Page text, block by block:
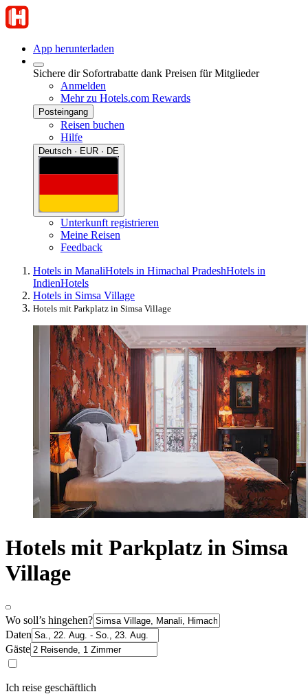
App herunterladen
Sichere dir Sofortrabatte dank Preisen für Mitglieder
Anmelden
Mehr zu Hotels.com Rewards
Posteingang
Reisen buchen
Hilfe
Deutsch · EUR · DE
Unterkunft registrieren
Meine Reisen
Feedback
Hotels in ManaliHotels in Himachal PradeshHotels in
IndienHotels
Hotels in Simsa Village
Hotels mit Parkplatz in Simsa Village
Hotels mit Parkplatz in Simsa
Village
Wo soll’s hingehen?
Daten
Gäste
Ich reise geschäftlich